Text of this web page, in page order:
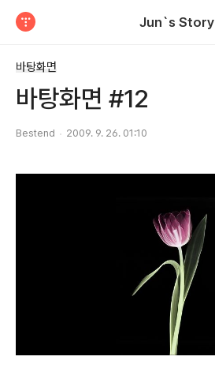
Jun`s Story
바탕화면
바탕화면 #12
Bestend 2009. 9. 26. 01:10